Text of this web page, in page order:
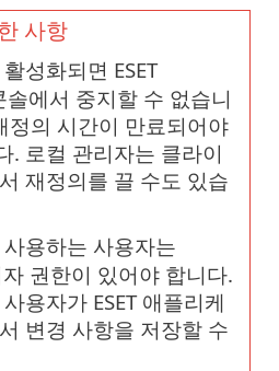
사항
성화되면 ESET
솔에서 중지할 수 없습니
정의 시간이 만료되어야
. 로컬 관리자는 클라이
재정의를 끌 수도 있습
용하는 사용자는
권한이 있어야 합니다.
용자가 ESET 애플리케
변경 사항을 저장할 수